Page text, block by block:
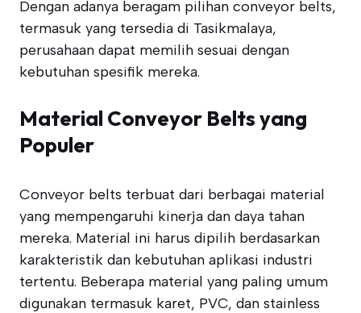
Dengan adanya beragam pilihan conveyor belts,
termasuk yang tersedia di Tasikmalaya,
perusahaan dapat memilih sesuai dengan
kebutuhan spesifik mereka.
Material Conveyor Belts yang
Populer
Conveyor belts terbuat dari berbagai material
yang mempengaruhi kinerja dan daya tahan
mereka. Material ini harus dipilih berdasarkan
karakteristik dan kebutuhan aplikasi industri
tertentu. Beberapa material yang paling umum
digunakan termasuk karet, PVC, dan stainless